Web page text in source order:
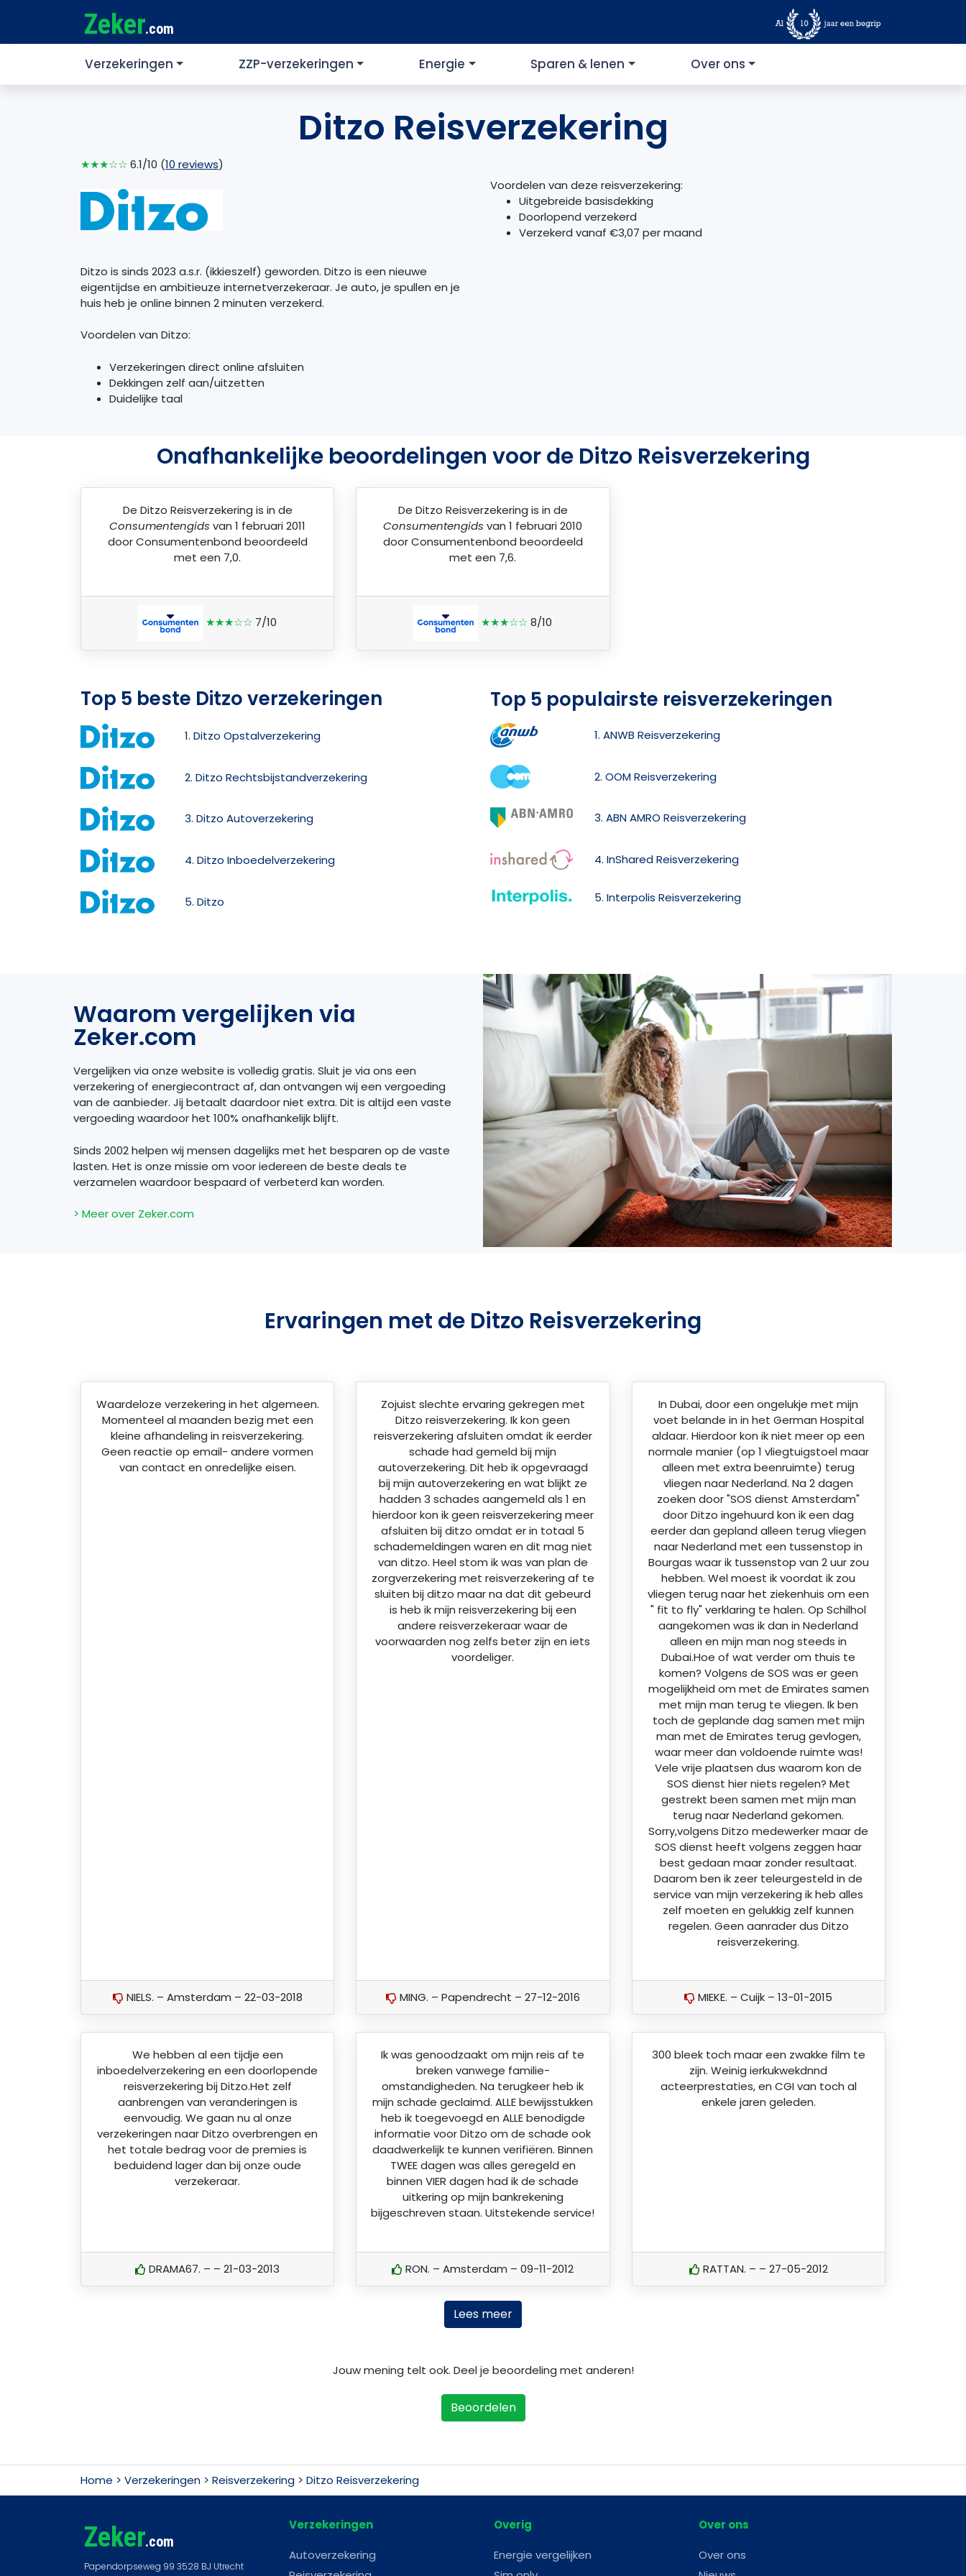
Zeker.com
Verzekeringen ZZP-verzekeringen Energie Sparen & lenen Over ons
Ditzo Reisverzekering
★★★☆☆ 6.1/10 (10 reviews)
Ditzo is sinds 2023 a.s.r. (ikkieszelf) geworden. Ditzo is een nieuwe
eigentijdse en ambitieuze internetverzekeraar. Je auto, je spullen en je
huis heb je online binnen 2 minuten verzekerd.
Voordelen van Ditzo:
Verzekeringen direct online afsluiten
Dekkingen zelf aan/uitzetten
Duidelijke taal
Voordelen van deze reisverzekering:
Uitgebreide basisdekking
Doorlopend verzekerd
Verzekerd vanaf €3,07 per maand
Onafhankelijke beoordelingen voor de Ditzo Reisverzekering
De Ditzo Reisverzekering is in de
Consumentengids van 1 februari 2011
doorConsumentenbond beoordeeld
met een 7,0.
★★★☆☆ 7/10
De Ditzo Reisverzekering is in de
Consumentengids van 1 februari 2010
doorConsumentenbond beoordeeld
met een 7,6.
★★★☆☆ 8/10
Top 5 beste Ditzo verzekeringen
1. Ditzo Opstalverzekering
2. Ditzo Rechtsbijstandverzekering
3. Ditzo Autoverzekering
4. Ditzo Inboedelverzekering
5. Ditzo
Top 5 populairste reisverzekeringen
1. ANWB Reisverzekering
2. OOM Reisverzekering
3. ABN AMRO Reisverzekering
4. InShared Reisverzekering
5. Interpolis Reisverzekering
Waarom vergelijken via
Zeker.com
Vergelijken via onze website is volledig gratis. Sluit je via ons een
verzekering of energiecontract af, dan ontvangen wij een vergoeding
van de aanbieder. Jij betaalt daardoor niet extra. Dit is altijd een vaste
vergoeding waardoor het 100% onafhankelijk blijft.
Sinds 2002 helpen wij mensen dagelijks met het besparen op de vaste
lasten. Het is onze missie om voor iedereen de beste deals te
verzamelen waardoor bespaard of verbeterd kan worden.
> Meer over Zeker.com
Ervaringen met de Ditzo Reisverzekering
Waardeloze verzekering in het algemeen.
Momenteel al maanden bezig met een
kleine afhandeling in reisverzekering.
Geen reactie op email- andere vormen
van contact en onredelijke eisen.
NIELS. – Amsterdam – 22-03-2018
Zojuist slechte ervaring gekregen met
Ditzo reisverzekering. Ik kon geen
reisverzekering afsluiten omdat ik eerder
schade had gemeld bij mijn
autoverzekering. Dit heb ik opgevraagd
bij mijn autoverzekering en wat blijkt ze
hadden 3 schades aangemeld als 1 en
hierdoor kon ik geen reisverzekering meer
afsluiten bij ditzo omdat er in totaal 5
schademeldingen waren en dit mag niet
van ditzo. Heel stom ik was van plan de
zorgverzekering met reisverzekering af te
sluiten bij ditzo maar na dat dit gebeurd
is heb ik mijn reisverzekering bij een
andere reisverzekeraar waar de
voorwaarden nog zelfs beter zijn en iets
voordeliger.
MING. – Papendrecht – 27-12-2016
In Dubai, door een ongelukje met mijn
voet belande in in het German Hospital
aldaar. Hierdoor kon ik niet meer op een
normale manier (op 1 vliegtuigstoel maar
alleen met extra beenruimte) terug
vliegen naar Nederland. Na 2 dagen
zoeken door "SOS dienst Amsterdam"
door Ditzo ingehuurd kon ik een dag
eerder dan gepland alleen terug vliegen
naar Nederland met een tussenstop in
Bourgas waar ik tussenstop van 2 uur zou
hebben. Wel moest ik voordat ik zou
vliegen terug naar het ziekenhuis om een
" fit to fly" verklaring te halen. Op Schilhol
aangekomen was ik dan in Nederland
alleen en mijn man nog steeds in
Dubai.Hoe of wat verder om thuis te
komen? Volgens de SOS was er geen
mogelijkheid om met de Emirates samen
met mijn man terug te vliegen. Ik ben
toch de geplande dag samen met mijn
man met de Emirates terug gevlogen,
waar meer dan voldoende ruimte was!
Vele vrije plaatsen dus waarom kon de
SOS dienst hier niets regelen? Met
gestrekt been samen met mijn man
terug naar Nederland gekomen.
Sorry,volgens Ditzo medewerker maar de
SOS dienst heeft volgens zeggen haar
best gedaan maar zonder resultaat.
Daarom ben ik zeer teleurgesteld in de
service van mijn verzekering ik heb alles
zelf moeten en gelukkig zelf kunnen
regelen. Geen aanrader dus Ditzo
reisverzekering.
MIEKE. – Cuijk – 13-01-2015
We hebben al een tijdje een
inboedelverzekering en een doorlopende
reisverzekering bij Ditzo.Het zelf
aanbrengen van veranderingen is
eenvoudig. We gaan nu al onze
verzekeringen naar Ditzo overbrengen en
het totale bedrag voor de premies is
beduidend lager dan bij onze oude
verzekeraar.
DRAMA67. – – 21-03-2013
Ik was genoodzaakt om mijn reis af te
breken vanwege familie-
omstandigheden. Na terugkeer heb ik
mijn schade geclaimd. ALLE bewijsstukken
heb ik toegevoegd en ALLE benodigde
informatie voor Ditzo om de schade ook
daadwerkelijk te kunnen verifiëren. Binnen
TWEE dagen was alles geregeld en
binnen VIER dagen had ik de schade
uitkering op mijn bankrekening
bijgeschreven staan. Uitstekende service!
RON. – Amsterdam – 09-11-2012
300 bleek toch maar een zwakke film te
zijn. Weinig ierkukwekdnnd
acteerprestaties, en CGI van toch al
enkele jaren geleden.
RATTAN. – – 27-05-2012
Lees meer
Jouw mening telt ook. Deel je beoordeling met anderen!
Beoordelen
Home > Verzekeringen > Reisverzekering > Ditzo Reisverzekering
Zeker.com
Verzekeringen
Autoverzekering
Overig
Energie vergelijken
Over ons
Over ons